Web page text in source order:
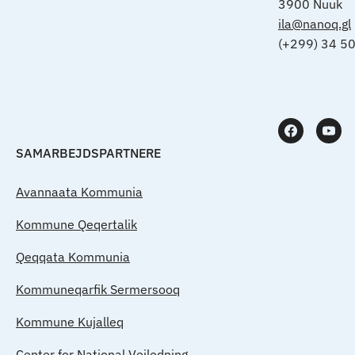
3900 Nuuk
ila@nanoq.gl
(+299) 34
SAMARBEJDSPARTNERE
Avannaata Kommunia
Kommune Qeqertalik
Qeqqata Kommunia
Kommuneqarfik Sermersooq
Kommune Kujalleq